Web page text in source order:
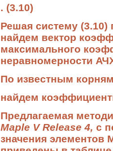
. (3.10)
Решая систему
найдем вектор
максимального
неравномерности
По известным
найдем
Предлагаемая
Maple V Release 4, с
значения элементов